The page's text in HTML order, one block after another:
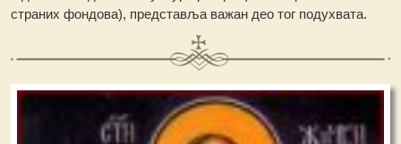
страних фондова), представља важан део тог подухвата.